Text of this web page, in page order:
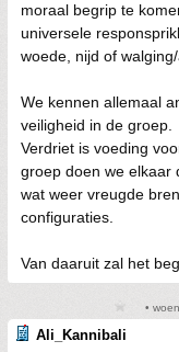
moraal begrip te
universele
woede, nijd of walging/
We kennen allemaal
veiligheid in de groep.
Verdriet is voeding
groep doen we elkaar
wat weer vreugde
configuraties.
Van daaruit zal het
•
Ali_Kannibali